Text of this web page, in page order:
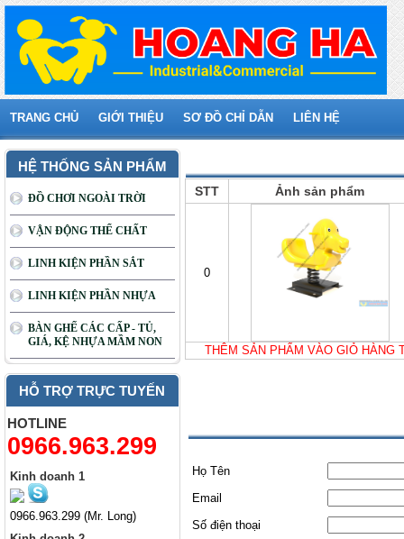
TRANG CHỦ GIỚI THIỆU SƠ ĐỒ CHỈ DẪN LIÊN HỆ
HỆ THỐNG SẢN PHẨM
ĐỒ CHƠI NGOÀI TRỜI
VẬN ĐỘNG THỂ CHẤT
LINH KIỆN PHẦN SẮT
LINH KIỆN PHẦN NHỰA
BÀN GHẾ CÁC CẤP - TỦ,
GIÁ, KỆ NHỰA MẦM NON
HỖ TRỢ TRỰC TUYẾN
HOTLINE
0966.963.299
Kinh doanh 1
0966.963.299 (Mr. Long)
STT Ảnh sản phẩm
0
THÊM SẢN PHẨM VÀO GIỎ HÀNG
Họ Tên
Email
Số điện thoại